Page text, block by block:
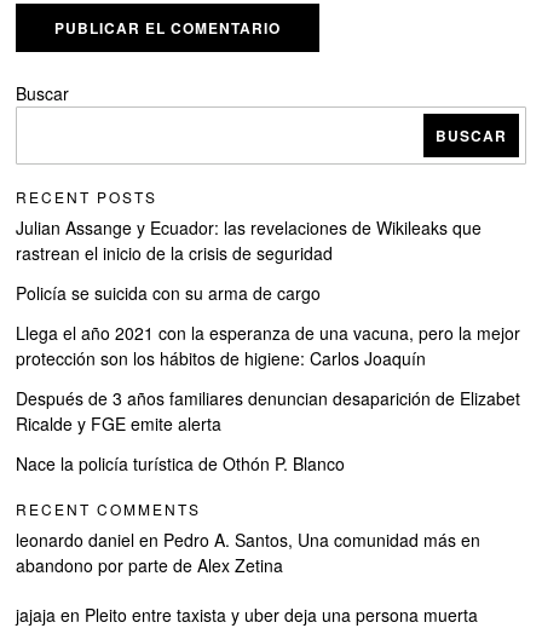
Buscar
BUSCAR
RECENT POSTS
Julian Assange y Ecuador: las revelaciones de Wikileaks que
rastrean el inicio de la crisis de seguridad
Policía se suicida con su arma de cargo
Llega el año 2021 con la esperanza de una vacuna, pero la mejor
protección son los hábitos de higiene: Carlos Joaquín
Después de 3 años familiares denuncian desaparición de Elizabet
Ricalde y FGE emite alerta
Nace la policía turística de Othón P. Blanco
RECENT COMMENTS
leonardo daniel en Pedro A. Santos, Una comunidad más en
abandono por parte de Alex Zetina
jajaja en Pleito entre taxista y uber deja una persona muerta